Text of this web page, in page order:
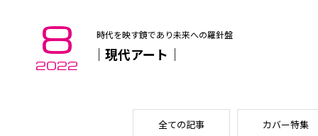
8
2022
時代を映す鏡であり未来への羅針盤
｜現代アート｜
全ての記事 カバー特集